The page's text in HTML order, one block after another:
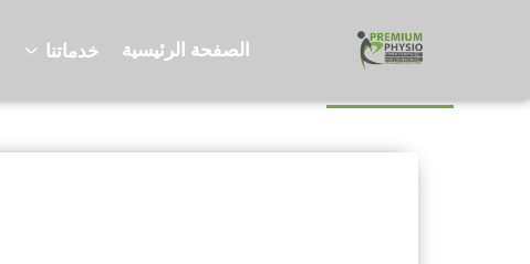
الصفحة الرئيسية خدماتنا
العلاج المائي